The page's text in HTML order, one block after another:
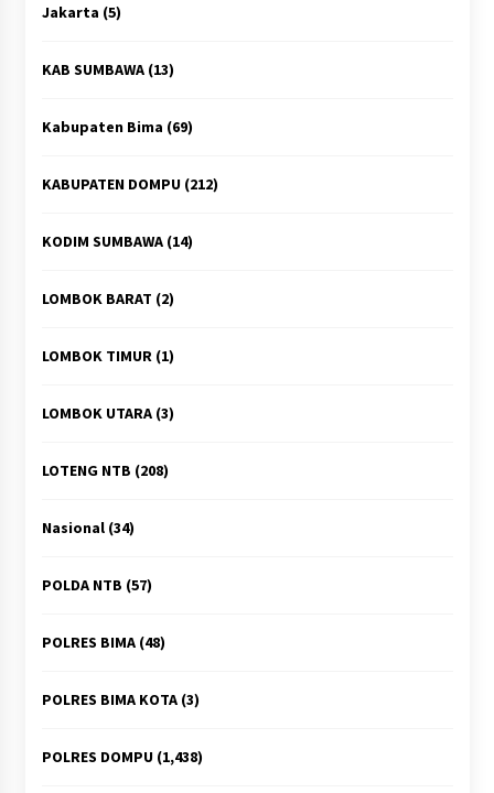
Jakarta (5)
KAB SUMBAWA(13)
Kabupaten Bima (69)
KABUPATEN DOMPU(212)
KODIM SUMBAWA(14)
LOMBOK BARAT (2)
LOMBOK TIMUR(1)
LOMBOK UTARA(3)
LOTENG NTB (208)
Nasional(34)
POLDA NTB (57)
POLRES BIMA(48)
POLRES BIMA KOTA(3)
POLRES DOMPU(1,438)